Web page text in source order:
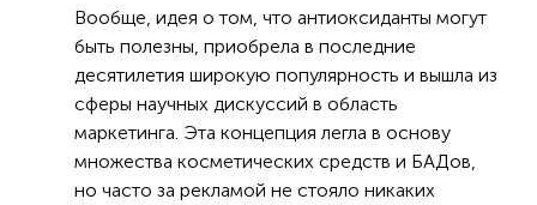
Вообще, идея о том, что антиоксиданты могут
быть полезны, приобрела в последние
десятилетия широкую популярность и вышла из
сферы научных дискуссий в область
маркетинга. Эта концепция легла в основу
множества косметических средств и БАДов,
но часто за рекламой не стояло никаких